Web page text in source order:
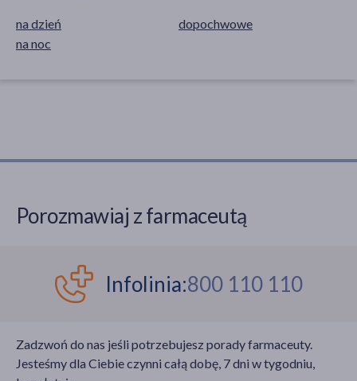
na dzień
na noc
dopochwowe
Porozmawiaj z farmaceutą
Infolinia:800 110 110
Zadzwoń do nas jeśli potrzebujesz porady farmaceuty.
Jesteśmy dla Ciebie czynni całą dobę, 7 dni w tygodniu,